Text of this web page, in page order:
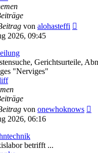
von alohasteffi
2026, 09:45
Gerichtsurteile,
"Nerviges"
von onewhoknows
2026, 06:16
betrifft ...